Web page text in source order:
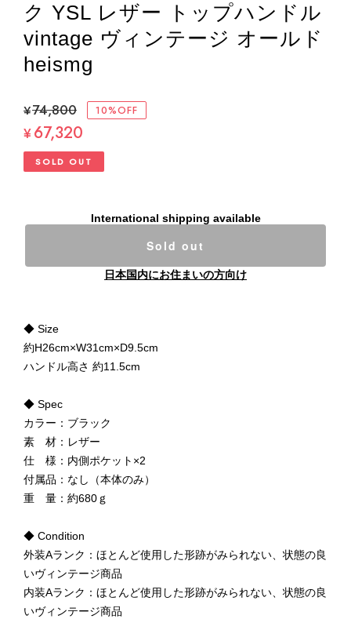
ク YSL レザー トップハンドル
vintage ヴィンテージ オールド
heismg
¥74,800 10%OFF
¥67,320
SOLD OUT
International shipping available
Sold out
日本国内にお住まいの方向け
◆ Size
約H26cm×W31cm×D9.5cm
ハンドル高さ 約11.5cm
◆ Spec
カラー：ブラック
素 材：レザー
仕 様：内側ポケット×2
付属品：なし（本体のみ）
重 量：約680ｇ
◆ Condition
外装Aランク：ほとんど使用した形跡がみられない、状態の良
いヴィンテージ商品
内装Aランク：ほとんど使用した形跡がみられない、状態の良
いヴィンテージ商品